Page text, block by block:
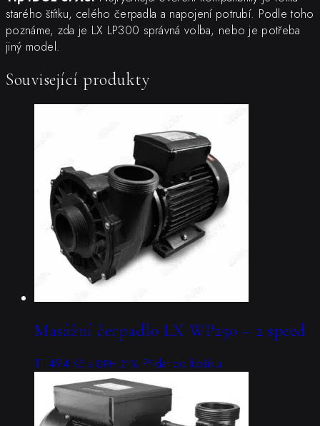
starého štítku, celého čerpadla a napojení potrubí. Podle toho
poznáme, zda je LX LP300 správná volba, nebo je potřeba
jiný model.
Související produkty
Masážní čerpadlo LX WP250 – 2 speed
11 494 Kč s DPH 21% Přidat do košíku